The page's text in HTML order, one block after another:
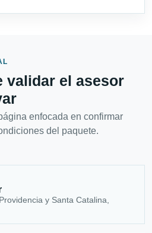
validar el asesor
enfocada en confirmar
del paquete.
y Santa Catalina,